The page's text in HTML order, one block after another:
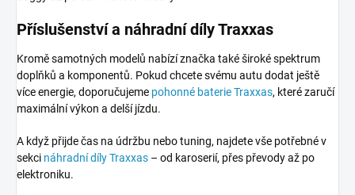
Příslušenství a náhradní díly Traxxas
Kromě samotných modelů nabízí značka také široké spektrum
doplňků a komponentů. Pokud chcete svému autu dodat ještě
více energie, doporučujeme pohonné baterie Traxxas, které zaručí
maximální výkon a delší jízdu.
A když přijde čas na údržbu nebo tuning, najdete vše potřebné v
sekci náhradní díly Traxxas – od karoserií, přes převody až po
elektroniku.